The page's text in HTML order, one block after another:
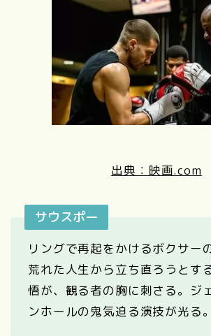
出典：映画.com
サウスポー
リングで再起をかけるボクサー
荒れた人生から立ち直ろうとす
悟が、観る者の胸に刺さる。ジ
ンホールの鬼気迫る演技が光る。